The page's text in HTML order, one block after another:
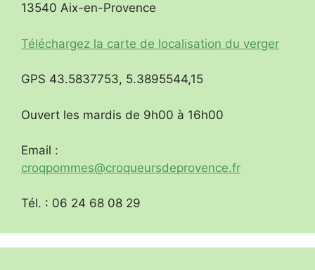
13540 Aix-en-Provence
Téléchargez la carte de localisation du verger
GPS 43.5837753, 5.3895544,15
Ouvert les mardis de 9h00 à 16h00
Email :
croqpommes@croqueursdeprovence.fr
Tél. : 06 24 68 08 29